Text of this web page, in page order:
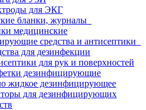
для ЭКГ
бланки, журналы
медицинские
средства и антисептики
для дезинфекции
для рук и поверхностей
дезинфицирующие
жидкое дезинфицирующее
для дезинфицирующих